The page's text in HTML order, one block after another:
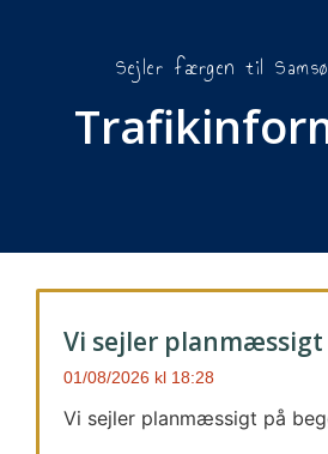
Sejler færgen til
Vi sejler planmæssigt
01/08/2026 18:28
Vi sejler planmæssigt på